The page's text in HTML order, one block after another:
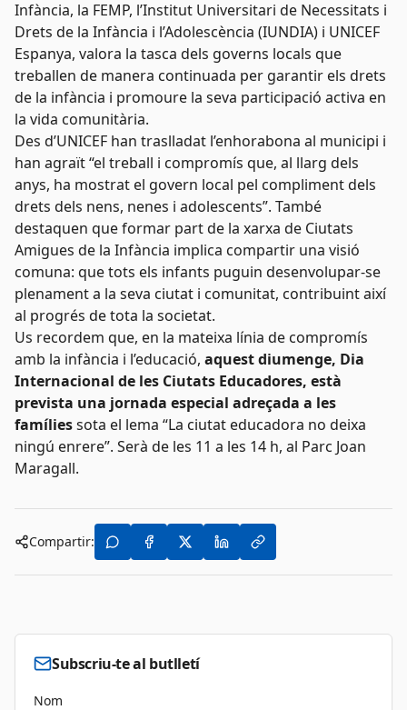
Infància, la FEMP, l’Institut Universitari de Necessitats i
Drets de la Infància i l’Adolescència (IUNDIA) i UNICEF
Espanya, valora la tasca dels governs locals que
treballen de manera continuada per garantir els drets
de la infància i promoure la seva participació activa en
la vida comunitària.
Des d’UNICEF han traslladat l’enhorabona al municipi i
han agraït “el treball i compromís que, al llarg dels
anys, ha mostrat el govern local pel compliment dels
drets dels nens, nenes i adolescents”. També
destaquen que formar part de la xarxa de Ciutats
Amigues de la Infància implica compartir una visió
comuna: que tots els infants puguin desenvolupar-se
plenament a la seva ciutat i comunitat, contribuint així
al progrés de tota la societat.
Us recordem que, en la mateixa línia de compromís
amb la infància i l’educació, aquest diumenge, Dia
Internacional de les Ciutats Educadores, està
prevista una jornada especial adreçada a les
famíliessota el lema “La ciutat educadora no deixa
ningú enrere”. Serà de les 11 a les 14 h, al Parc Joan
Maragall.
Compartir:
Subscriu-te al butlletí
Nom